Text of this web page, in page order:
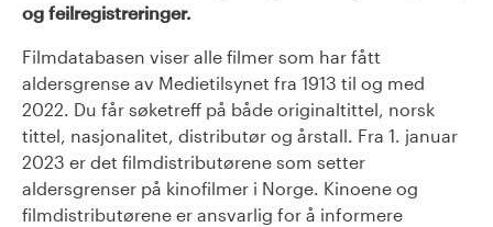
og feilregistreringer.
Filmdatabasen viser alle filmer som har fått
aldersgrense av Medietilsynet fra 1913 til og med
2022. Du får søketreff på både originaltittel, norsk
tittel, nasjonalitet, distributør og årstall. Fra 1. januar
2023 er det filmdistributørene som setter
aldersgrenser på kinofilmer i Norge. Kinoene og
filmdistributørene er ansvarlig for å informere